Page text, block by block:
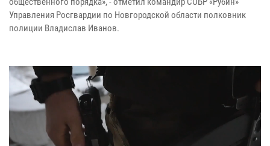
Управления Росгвардии по Новгородской области полковник
полиции Владислав Иванов.